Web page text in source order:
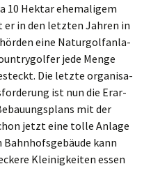
10 Hekt­ar ehe­ma­li­gem
er in den letz­ten Jah­ren in
eine Natur­golf­an­la­
jede Men­ge
Die letz­te orga­ni­sa­
ist nun die Erar­
mit der
jetzt eine tol­le Anla­ge
kann
Klei­nig­kei­ten essen